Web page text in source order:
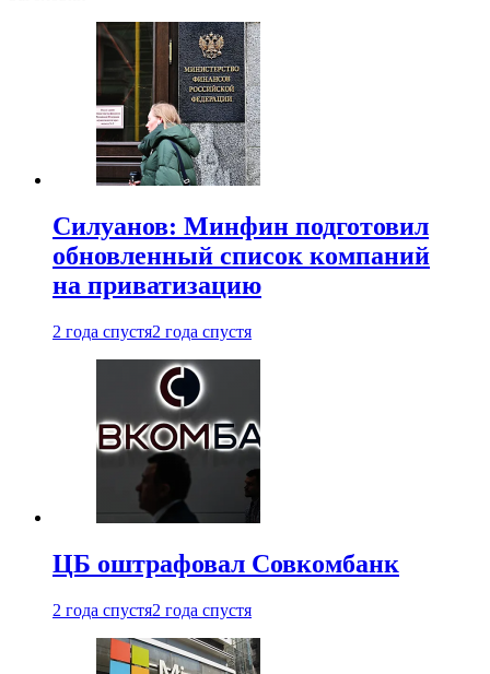
Силуанов: Минфин подготовил
обновленный список компаний
на приватизацию
2 года спустя2 года спустя
ЦБ оштрафовал Совкомбанк
2 года спустя2 года спустя